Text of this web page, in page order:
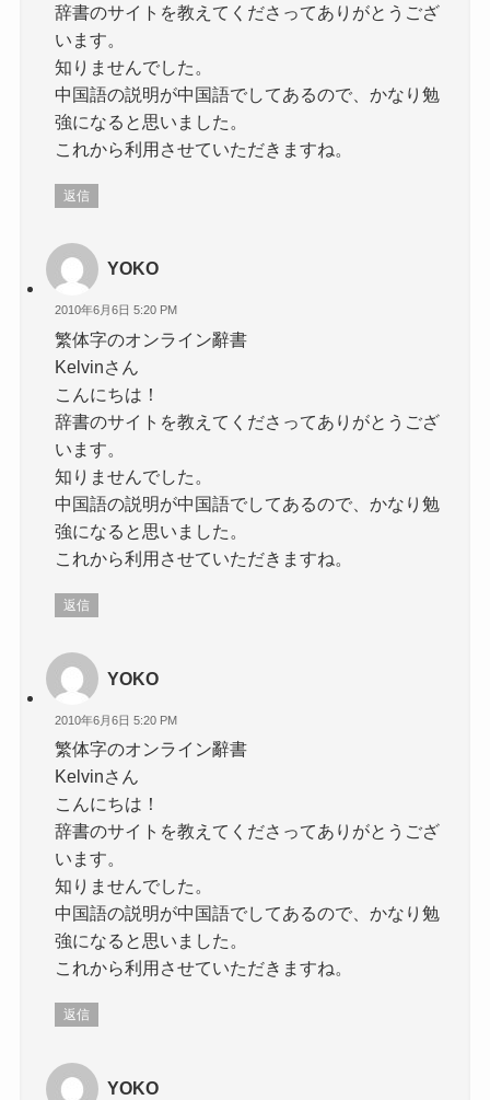
辞書のサイトを教えてくださってありがとうござ
います。
知りませんでした。
中国語の説明が中国語でしてあるので、かなり勉
強になると思いました。
これから利用させていただきますね。
返信
YOKO
2010年6月6日 5:20 PM
繁体字のオンライン辭書
Kelvinさん
こんにちは！
辞書のサイトを教えてくださってありがとうござ
います。
知りませんでした。
中国語の説明が中国語でしてあるので、かなり勉
強になると思いました。
これから利用させていただきますね。
返信
YOKO
2010年6月6日 5:20 PM
繁体字のオンライン辭書
Kelvinさん
こんにちは！
辞書のサイトを教えてくださってありがとうござ
います。
知りませんでした。
中国語の説明が中国語でしてあるので、かなり勉
強になると思いました。
これから利用させていただきますね。
返信
YOKO